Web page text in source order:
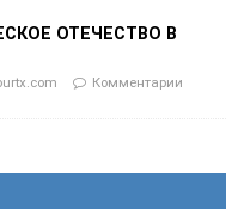
ОТЕЧЕСТВО В
Комментарии